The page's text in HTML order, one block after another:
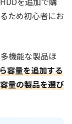
ため初心者にお
機能な製品ほ
容量を追加する
量の製品を選び